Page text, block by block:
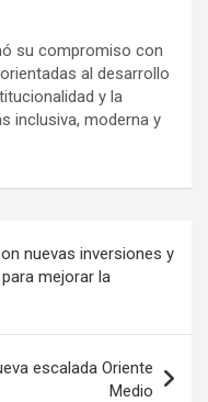
su compromiso con
al desarrollo
y la
inclusiva, moderna y
nuevas inversiones y
mejorar la
escalada Oriente
Medio